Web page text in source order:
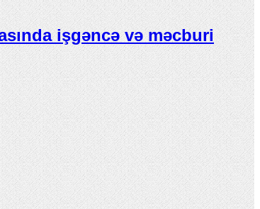
işgəncə və məcburi